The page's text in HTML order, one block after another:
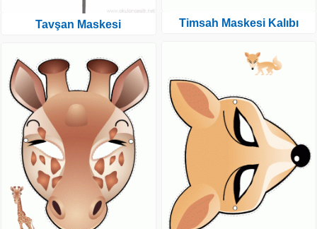
Tavşan Maskesi Timsah Maskesi Kalıbı